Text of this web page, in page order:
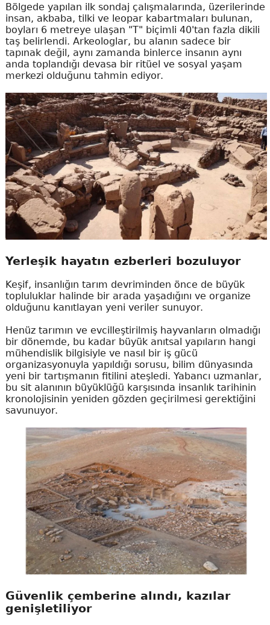
Bölgede yapılan ilk sondaj çalışmalarında, üzerilerinde
insan, akbaba, tilki ve leopar kabartmaları bulunan,
boyları 6 metreye ulaşan "T" biçimli 40'tan fazla dikili
taş belirlendi. Arkeologlar, bu alanın sadece bir
tapınak değil, aynı zamanda binlerce insanın aynı
anda toplandığı devasa bir ritüel ve sosyal yaşam
merkezi olduğunu tahmin ediyor.
Yerleşik hayatın ezberleri bozuluyor
Keşif, insanlığın tarım devriminden önce de büyük
topluluklar halinde bir arada yaşadığını ve organize
olduğunu kanıtlayan yeni veriler sunuyor.
Henüz tarımın ve evcilleştirilmiş hayvanların olmadığı
bir dönemde, bu kadar büyük anıtsal yapıların hangi
mühendislik bilgisiyle ve nasıl bir iş gücü
organizasyonuyla yapıldığı sorusu, bilim dünyasında
yeni bir tartışmanın fitilini ateşledi. Yabancı uzmanlar,
bu sit alanının büyüklüğü karşısında insanlık tarihinin
kronolojisinin yeniden gözden geçirilmesi gerektiğini
savunuyor.
Güvenlik çemberine alındı, kazılar
genişletiliyor